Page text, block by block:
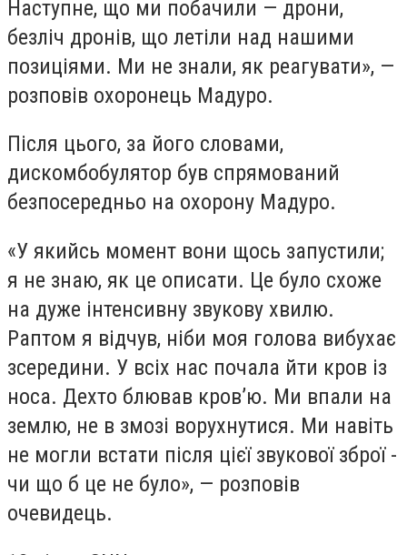
Наступне, що ми побачили — дрони,
безліч дронів, що летіли над нашими
позиціями. Ми не знали, як реагувати», —
розповів охоронець Мадуро.
Після цього, за його словами,
дискомбобулятор був спрямований
безпосередньо на охорону Мадуро.
«У якийсь момент вони щось запустили;
я не знаю, як це описати. Це було схоже
на дуже інтенсивну звукову хвилю.
Раптом я відчув, ніби моя голова вибухає
зсередини. У всіх нас почала йти кров із
носа. Дехто блював кров’ю. Ми впали на
землю, не в змозі ворухнутися. Ми навіть
не могли встати після цієї звукової зброї -
чи що б це не було», — розповів
очевидець.